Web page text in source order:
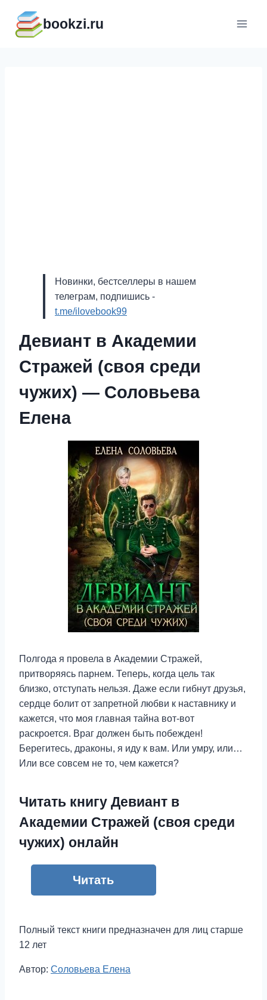
содержимому
bookzi.ru
Новинки, бестселлеры в нашем
телеграм, подпишись -
t.me/ilovebook99
Девиант в Академии
Стражей (своя среди
чужих) — Соловьева
Елена
Полгода я провела в Академии Стражей,
притворяясь парнем. Теперь, когда цель так
близко, отступать нельзя. Даже если гибнут друзья,
сердце болит от запретной любви к наставнику и
кажется, что моя главная тайна вот-вот
раскроется. Враг должен быть побежден!
Берегитесь, драконы, я иду к вам. Или умру, или…
Или все совсем не то, чем кажется?
Читать книгу Девиант в
Академии Стражей (своя среди
чужих) онлайн
Читать
Полный текст книги предназначен для лиц старше
12 лет
Метки
Автор: Соловьева Елена